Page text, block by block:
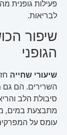
פעילות גופנית
לבריאות.
שיפור
הגופני
שיעורי שחייה
השרירים. הם גם
סיבולת הלב
מתבצעת במים,
עומס על המפרקים.